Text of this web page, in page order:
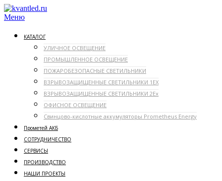
Перейти
к
Меню
КАТАЛОГ
УЛИЧНОЕ ОСВЕЩЕНИЕ
ПРОМЫШЛЕННОЕ ОСВЕЩЕНИЕ
ПОЖАРОБЕЗОПАСНЫЕ СВЕТИЛЬНИКИ
ВЗРЫВОЗАЩИЩЕННЫЕ СВЕТИЛЬНИКИ 1ЕX
ВЗРЫВОЗАЩИЩЕННЫЕ СВЕТИЛЬНИКИ 2Ex
ОФИСНОЕ ОСВЕЩЕНИЕ
Свинцово-кислотные аккумуляторы Prometheus Energy
Прометей АКБ
СОТРУДНИЧЕСТВО
СЕРВИСЫ
ПРОИЗВОДСТВО
НАШИ ПРОЕКТЫ